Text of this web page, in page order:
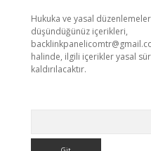
Hukuka ve yasal
düşündüğünüz içerikleri,
halinde, ilgili içerikler yasal
kaldırılacaktır.